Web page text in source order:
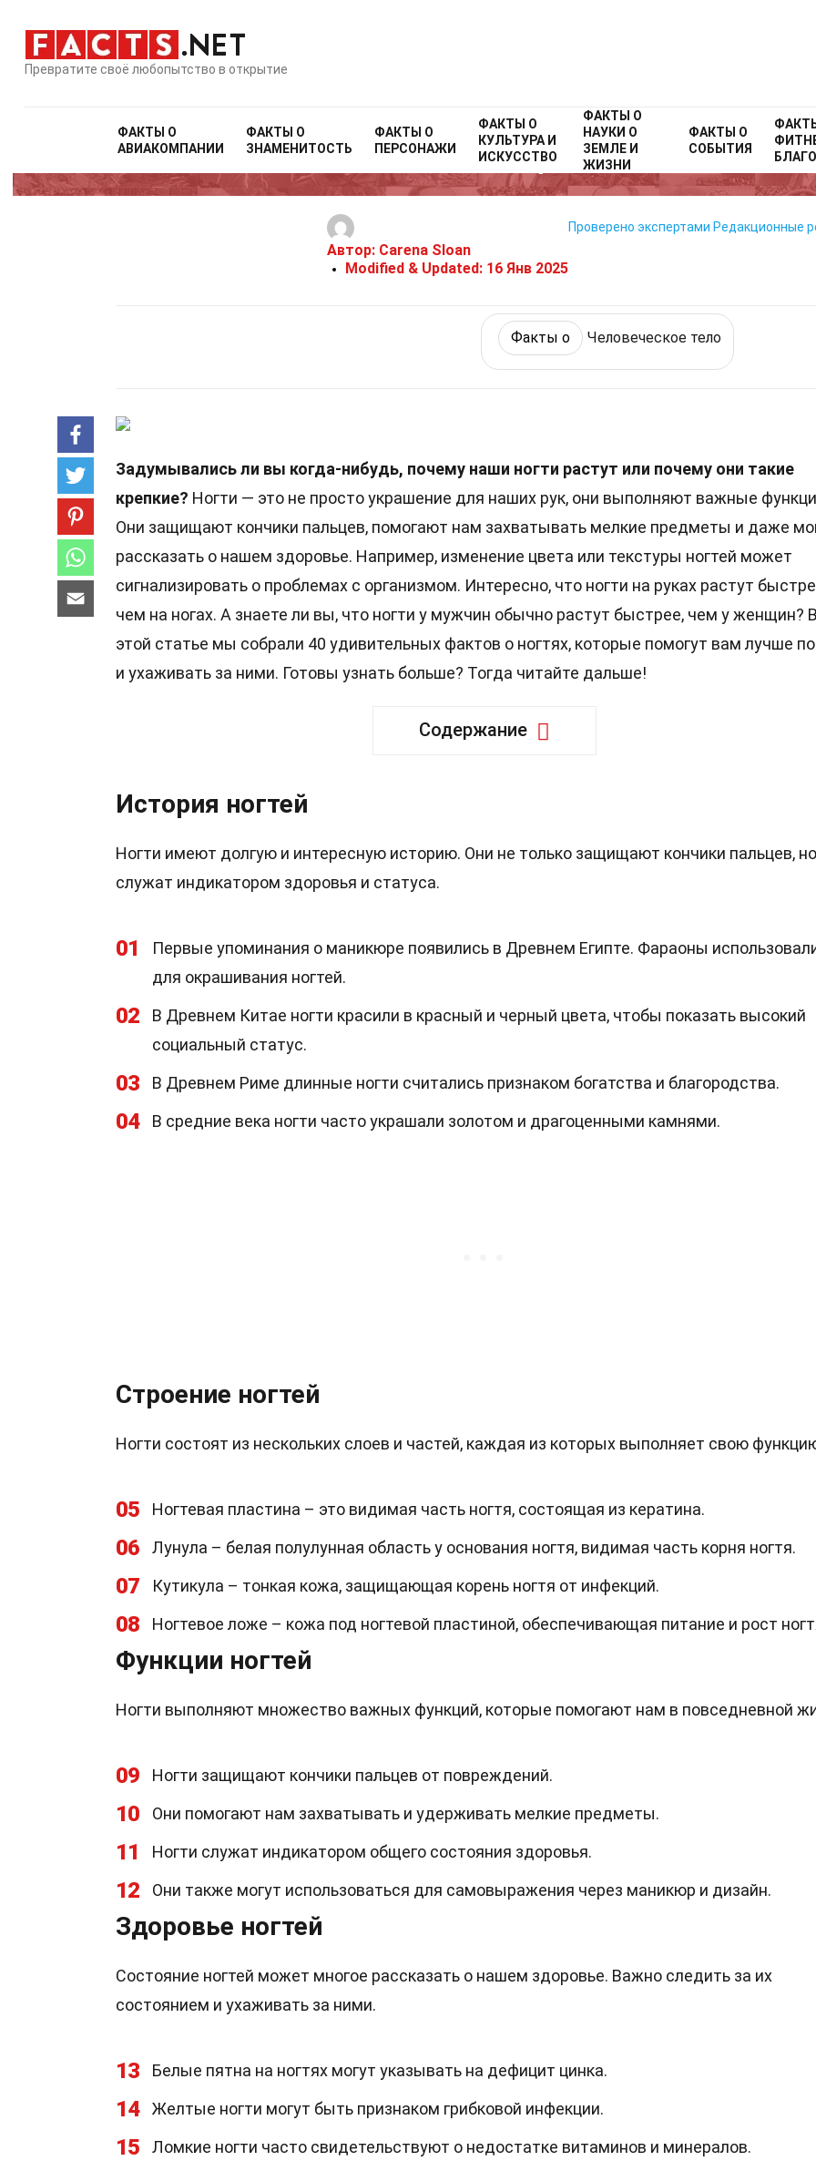
Превратите своё любопытство в открытие
ФАКТЫ О
АВИАКОМПАНИИ
ФАКТЫ О
ЗНАМЕНИТОСТЬ
ФАКТЫ О
ПЕРСОНАЖИ
ФАКТЫ О
КУЛЬТУРА И
ИСКУССТВО
ФАКТЫ О
НАУКИ О
ЗЕМЛЕ И
ЖИЗНИ
ФАКТЫ О
СОБЫТИЯ
Home Факты о Природа Факты о Человеческое тело
40 Факты О Ногти
Автор: Carena Sloan
Modified & Updated: 16 Янв 2025
Проверено экспертами Редакционные
Факты о Человеческое тело
Задумывались ли вы когда-нибудь, почему наши ногти растут или почему они такие
крепкие? Ногти — это не просто украшение для наших рук, они выполняют важные
Они защищают кончики пальцев, помогают нам захватывать мелкие предметы и даже
рассказать о нашем здоровье. Например, изменение цвета или текстуры ногтей может
сигнализировать о проблемах с организмом. Интересно, что ногти на руках растут
чем на ногах. А знаете ли вы, что ногти у мужчин обычно растут быстрее, чем у женщин?
этой статье мы собрали 40 удивительных фактов о ногтях, которые помогут вам лучше
и ухаживать за ними. Готовы узнать больше? Тогда читайте дальше!
Содержание
История ногтей
Ногти имеют долгую и интересную историю. Они не только защищают кончики пальцев,
служат индикатором здоровья и статуса.
01
Первые упоминания о маникюре появились в Древнем Египте. Фараоны
для окрашивания ногтей.
02
В Древнем Китае ногти красили в красный и черный цвета, чтобы показать высокий
социальный статус.
03 В Древнем Риме длинные ногти считались признаком богатства и благородства.
04 В средние века ногти часто украшали золотом и драгоценными камнями.
Строение ногтей
Ногти состоят из нескольких слоев и частей, каждая из которых выполняет свою
05 Ногтевая пластина – это видимая часть ногтя, состоящая из кератина.
06 Лунула – белая полулунная область у основания ногтя, видимая часть корня ногтя.
07 Кутикула – тонкая кожа, защищающая корень ногтя от инфекций.
08 Ногтевое ложе – кожа под ногтевой пластиной, обеспечивающая питание и рост
Функции ногтей
Ногти выполняют множество важных функций, которые помогают нам в повседневной
09 Ногти защищают кончики пальцев от повреждений.
10 Они помогают нам захватывать и удерживать мелкие предметы.
11 Ногти служат индикатором общего состояния здоровья.
12 Они также могут использоваться для самовыражения через маникюр и дизайн.
Здоровье ногтей
Состояние ногтей может многое рассказать о нашем здоровье. Важно следить за их
состоянием и ухаживать за ними.
13 Белые пятна на ногтях могут указывать на дефицит цинка.
14 Желтые ногти могут быть признаком грибковой инфекции.
15 Ломкие ногти часто свидетельствуют о недостатке витаминов и минералов.